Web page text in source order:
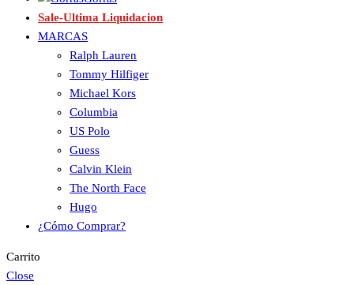
Sale-Ultima Liquidacion
MARCAS
Ralph Lauren
Tommy Hilfiger
Michael Kors
Columbia
US Polo
Guess
Calvin Klein
The North Face
Hugo
¿Cómo Comprar?
Carrito
Close